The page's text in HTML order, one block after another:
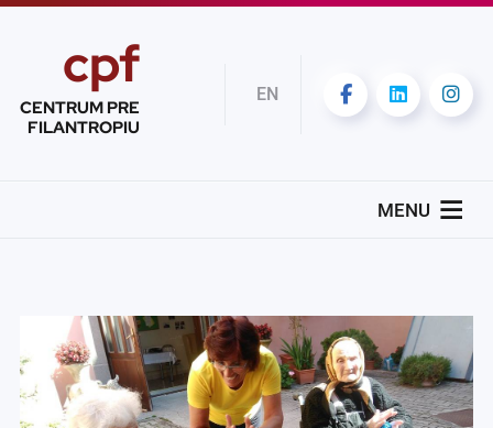
cpf
CENTRUM PRE
FILANTROPIU
EN
MENU